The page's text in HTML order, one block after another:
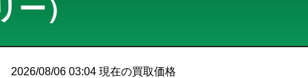
）
2026/08/06 03:04 現在の買取価格